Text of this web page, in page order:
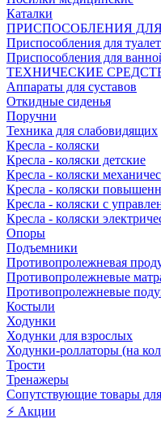
Каталки
ПРИСПОСОБЛЕНИЯ
Приспособления для
Приспособления для
ТЕХНИЧЕСКИЕ
Аппараты для суставов
Откидные сиденья
Поручни
Техника для слабовидящих
Кресла - коляски
Кресла - коляски детские
Кресла - коляски
Кресла - коляски
Кресла - коляски с
Кресла - коляски
Опоры
Подъемники
Противопролежневая
Противопролежневые
Противопролежневые
Костыли
Ходунки
Ходунки для взрослых
Ходунки-роллаторы (на
Трости
Тренажеры
Сопутствующие товары
⚡ Акции